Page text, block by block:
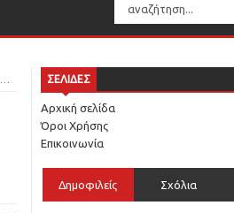
ΣΕΛΙΔΕΣ
Αρχική σελίδα
Όροι Χρήσης
Επικοινωνία
Δημοφιλείς Σχόλια